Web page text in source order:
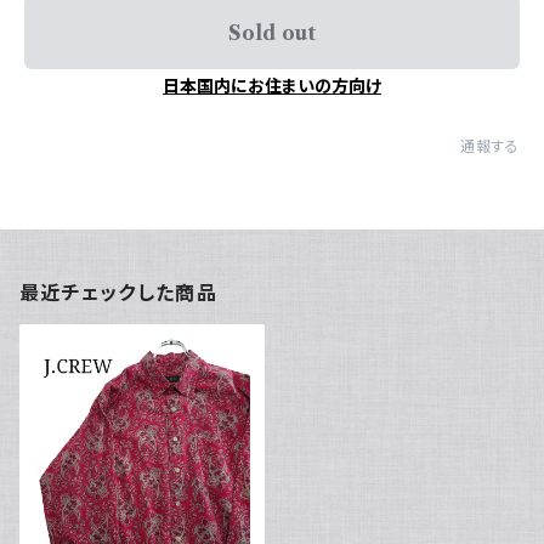
Sold out
日本国内にお住まいの方向け
通報する
最近チェックした商品